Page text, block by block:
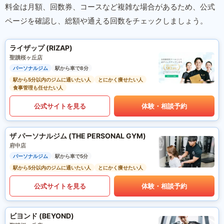
料金は月額、回数券、コースなど複雑な場合があるため、公式
ページを確認し、総額や通える回数をチェックしましょう。
ライザップ (RIZAP)
聖蹟桜ヶ丘店
パーソナルジム
駅から車で8分
駅から5分以内のジムに通いたい人
とにかく痩せたい人
食事管理も任せたい人
公式サイトを見る 体験・相談予約
ザ パーソナルジム (THE PERSONAL GYM)
府中店
パーソナルジム
駅から車で5分
駅から5分以内のジムに通いたい人
とにかく痩せたい人
公式サイトを見る 体験・相談予約
ビヨンド (BEYOND)